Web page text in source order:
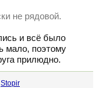
не рядовой.
и всё было
мало, поэтому
прилюдно.
Stopir